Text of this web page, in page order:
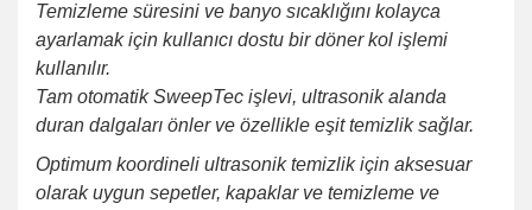
Temizleme süresini ve banyo sıcaklığını kolayca
ayarlamak için kullanıcı dostu bir döner kol işlemi
kullanılır.
Tam otomatik SweepTec işlevi, ultrasonik alanda
duran dalgaları önler ve özellikle eşit temizlik sağlar.
Optimum koordineli ultrasonik temizlik için aksesuar
olarak uygun sepetler, kapaklar ve temizleme ve